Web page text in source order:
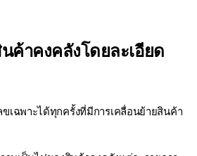
ค้าคงคลังโดยละเอียด
เฉพาะได้ทุกครั้งที่มีการเคลื่อนย้ายสินค้า